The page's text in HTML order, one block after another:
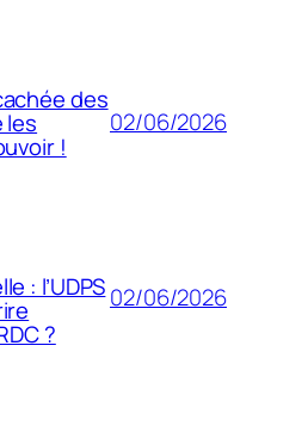
des
les
!
02/06/2026
: l’UDPS
?
02/06/2026